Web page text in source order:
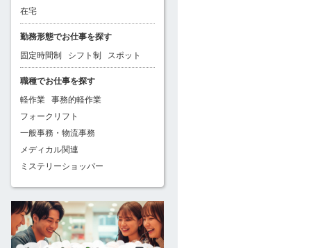
在宅
勤務形態でお仕事を探す
固定時間制
シフト制 スポット
職種でお仕事を探す
軽作業
事務的軽作業
フォークリフト
一般事務・物流事務
メディカル関連
ミステリーショッパー